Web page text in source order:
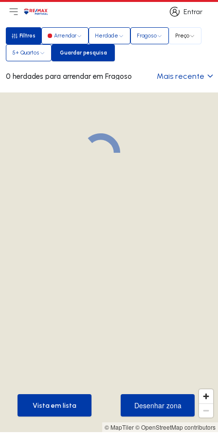
Entrar
Entrar
Abri menu principal
LogoIr para página inicial
Filtros
Filtros Arrendar Herdade Fragoso Preço
5+ Quartos Guardar pesquisa
Guardar pesquisa
0 herdades para arrendar em Fragoso Mais recente
© MapTiler© OpenStreetMap contributors
Desenhar zona
Desenhar zona
Vista em lista
Vista em lista